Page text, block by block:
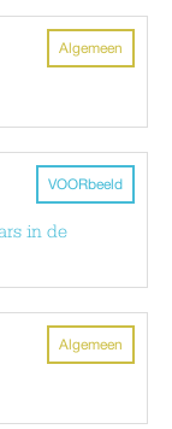
Algemeen
VOORbeeld
in de
Algemeen